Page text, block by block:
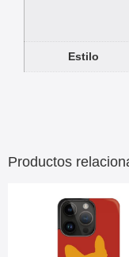
Estilo
Productos